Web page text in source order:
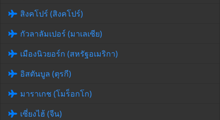
สิงคโปร์ (สิงคโปร์)
กัวลาลัมเปอร์ (มาเลเซีย)
เมืองนิวยอร์ก (สหรัฐอเมริกา)
อิสตันบูล (ตุรกี)
มาราเกช (โมร็อกโก)
เซี่ยงไฮ้ (จีน)